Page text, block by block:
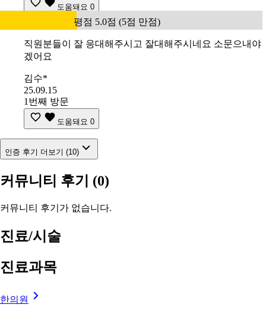
도움돼요 0
평점 5.0점 (5점 만점)
직원분들이 잘 응대해주시고 잘대해주시네요 소문으내야
겠어요
김수*
25.09.15
1번째 방문
도움돼요 0
인증 후기 더보기 (10)
커뮤니티 후기 (0)
커뮤니티 후기가 없습니다.
진료/시술
진료과목
한의원